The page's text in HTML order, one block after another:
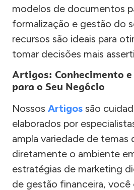
modelos de documentos
formalização e gestão do
recursos são ideais para
tomar decisões mais
Artigos: Conhecimento
para o Seu Negócio
Nossos Artigos são
elaborados por
ampla variedade de temas
diretamente o ambiente
estratégias de marketing
de gestão financeira, você